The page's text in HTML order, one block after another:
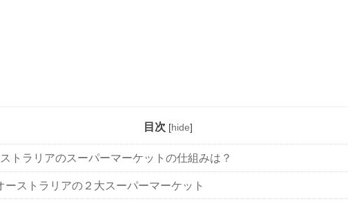
目次 [hide]
トラリアのスーパーマーケットの仕組みは？
ーストラリアの２大スーパーマーケット